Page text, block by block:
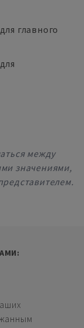
главного
между
значениями,